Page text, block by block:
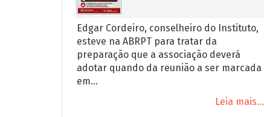
Edgar Cordeiro, conselheiro do Instituto,
esteve na ABRPT para tratar da
preparação que a associação deverá
adotar quando da reunião a ser marcada
em...
Leia mais...